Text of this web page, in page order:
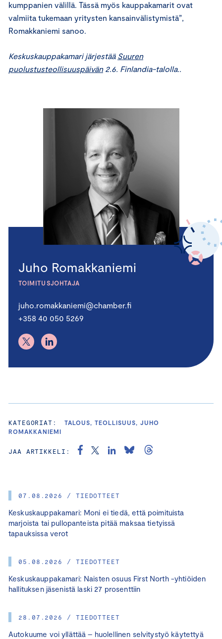
07.08.2026 / TIEDOTTEET
Keskuskauppakamari: Moni ei tiedä, että poimituista
marjoista tai pullopanteista pitää maksaa tietyissä
tapauksissa verot
05.08.2026 / TIEDOTTEET
Keskuskauppakamari: Naisten osuus First North -yhtiöiden
hallituksen jäsenistä laski 27 prosenttiin
28.07.2026 / TIEDOTTEET
Autokuume voi yllättää – huolellinen selvitystyö käytettyä
kumppanien välillä. Tässä myös kauppakamarit ovat
valmiita tukemaan yritysten kansainvälistymistä”,
Romakkaniemi sanoo.
Keskuskauppakamari järjestää Suuren
puolustusteollisuuspäivän2.6. Finlandia-talolla..
Juho Romakkaniemi
TOIMITUSJOHTAJA
juho.romakkaniemi@chamber.fi
+358 40 050 5269
KATEGORIAT:
TALOUS, TEOLLISUUS, JUHO
ROMAKKANIEMI
JAA ARTIKKELI: